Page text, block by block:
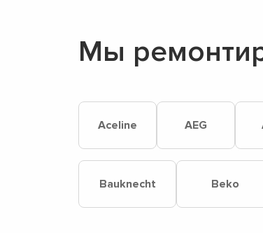
Мы
Aceline AEG
Bauknecht Beko